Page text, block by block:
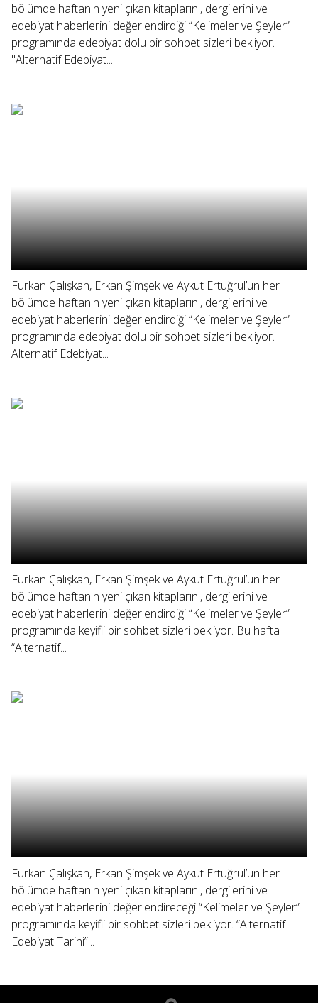
bölümde haftanın yeni çıkan kitaplarını, dergilerini ve
edebiyat haberlerini değerlendirdiği “Kelimeler ve Şeyler”
programında edebiyat dolu bir sohbet sizleri bekliyor.
"Alternatif Edebiyat...
Furkan Çalışkan, Erkan Şimşek ve Aykut Ertuğrul’un her
bölümde haftanın yeni çıkan kitaplarını, dergilerini ve
edebiyat haberlerini değerlendirdiği “Kelimeler ve Şeyler”
programında edebiyat dolu bir sohbet sizleri bekliyor.
Alternatif Edebiyat...
Furkan Çalışkan, Erkan Şimşek ve Aykut Ertuğrul’un her
bölümde haftanın yeni çıkan kitaplarını, dergilerini ve
edebiyat haberlerini değerlendirdiği “Kelimeler ve Şeyler”
programında keyifli bir sohbet sizleri bekliyor. Bu hafta
“Alternatif...
Furkan Çalışkan, Erkan Şimşek ve Aykut Ertuğrul’un her
bölümde haftanın yeni çıkan kitaplarını, dergilerini ve
edebiyat haberlerini değerlendireceği “Kelimeler ve Şeyler”
programında keyifli bir sohbet sizleri bekliyor. “Alternatif
Edebiyat Tarihi”...